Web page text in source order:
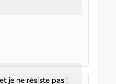
je ne résiste pas !